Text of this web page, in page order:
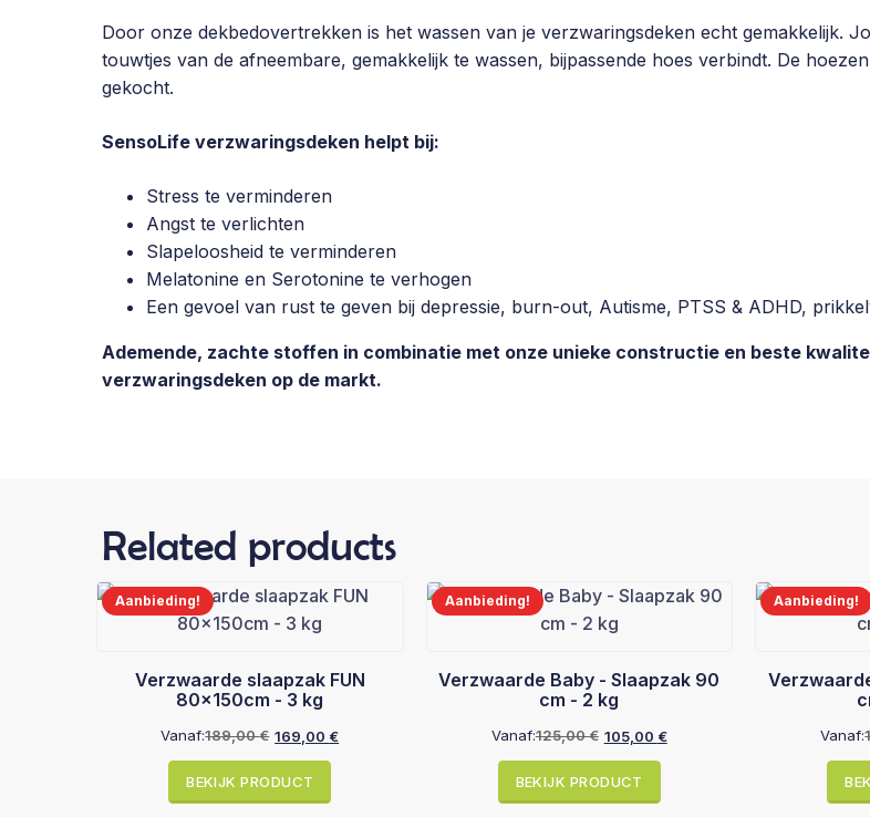
Door onze dekbedovertrekken is het wassen van je verzwaringsdeken echt gemakkelijk.
touwtjes van de afneembare, gemakkelijk te wassen, bijpassende hoes verbindt. De
gekocht.
SensoLife verzwaringsdeken helpt bij:
Stress te verminderen
Angst te verlichten
Slapeloosheid te verminderen
Melatonine en Serotonine te verhogen
Een gevoel van rust te geven bij depressie, burn-out, Autisme, PTSS & ADHD,
Ademende, zachte stoffen in combinatie met onze unieke constructie en beste
verzwaringsdeken op de markt.
Related products
Aanbieding!
Verzwaarde slaapzak FUN
80x150cm - 3 kg
Vanaf:189,00€
Oorspronkelijke
prijs
was:
169,00 €
Huidige
prijs
is:
BEKIJK PRODUCT
Aanbieding!
Verzwaarde Baby - Slaapzak 90
cm - 2 kg
Vanaf:125,00€
Oorspronkelijke
prijs
was:
105,00 €
Huidige
prijs
is:
BEKIJK PRODUCT
Aanbieding!
Vanaf: